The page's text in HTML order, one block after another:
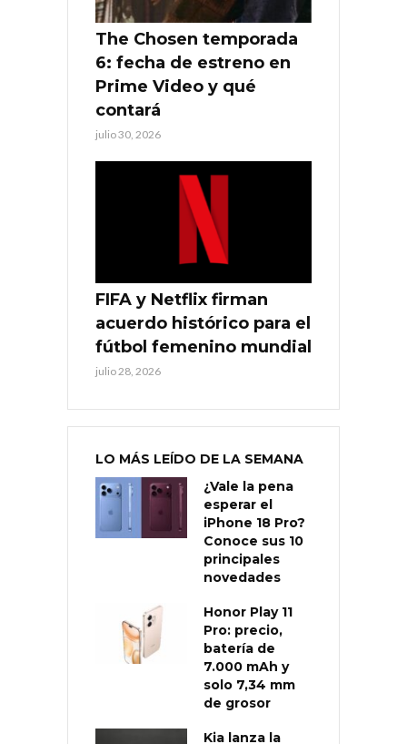
The Chosen temporada
6: fecha de estreno en
Prime Video y qué
contará
julio 30, 2026
FIFA y Netflix firman
acuerdo histórico para el
fútbol femenino mundial
julio 28, 2026
LO MÁS LEÍDO DE LA SEMANA
¿Vale la pena
esperar el
iPhone 18 Pro?
Conoce sus 10
principales
novedades
Honor Play 11
Pro: precio,
batería de
7.000 mAh y
solo 7,34 mm
de grosor
Kia lanza la